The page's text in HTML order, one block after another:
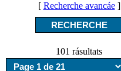
[ Recherche avancáe]
101 rásultats